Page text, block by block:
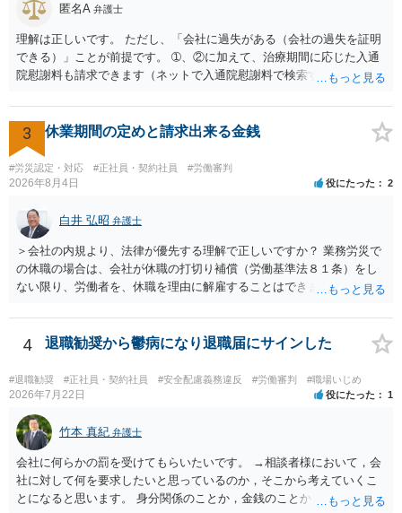
匿名A 弁護士
理解は正しいです。 ただし、「会社に過失がある（会社の過失を証明
できる）」ことが前提です。 ➀、②に加えて、治療期間に応じた入通
院慰謝料も請求できます（ネットで入通院慰謝料で検索すると詳しい
後遺障害慰謝料も請求できます。これらは後遺障害の等級、あなたの
収入、年齢等で大きく変わりますので一般的にいくらとは言えませ
ん。 弁護士に依頼する費用はそれぞれの弁護士で異なるので個別に聞
いてみるしかありませんが、旧日弁連規準を使った着手金・成功報酬
方式と着手金ゼロまたは少額で成功報酬大目の方式のどちらかが多い
弁護士に直接面談で相談されることをお勧めします。
3 休業期間の定めと請求出来る金銭
#労災認定・対応 #正社員・契約社員 #労働審判
2026年8月4日 役にたった 2
白井 弘昭 弁護士
＞会社の内規より、法律が優先する理解で正しいですか？ 業務労災で
の休職の場合は、会社が休職の打切り補償（労働基準法８１条）をし
ない限り、労働者を、休職を理由に解雇することはできません（労働
期間満了による退職は、業務労災への適用はありませんので、ご安心
ください。 仮に会社が打切り補償をせずに解雇した場合は、不当解雇
に、受け取れる金銭はありますでしょうか？ 業務労災の場合は、会社
の安全配慮義務違反が認められると解されますので、会社の損害賠償
責任（治療費、通院慰謝料、入院費、入院慰謝料、後遺障害慰謝料、
逸失利益等）が認められる可能性が高いと思われます。 また、業務労
災での第三者行為傷害（同僚の不注意等による事故）の場合は、当該
第三者の賠償責任も考えられます。 労災で支払われた分は、損害額か
ら控除（損益相殺）されますが、それを超えた部分は、会社もしく
は、第三者から支払ってもらうことになります。 会社等との交渉が必
4 退職勧奨から鬱病になり退職届にサインした
#退職勧奨 #正社員・契約社員 #安全配慮義務違反 #労働審判 #職場いじめ
2026年7月22日 役にたった 1
竹本 真紀 弁護士
会社に何らかの罰を受けてもらいたいです。 →相談者様において，会
社に対して何を要求したいと思っているのか，そこから考えていくこ
とになると思います。 身分関係のことか，金銭のことか，会社自体に